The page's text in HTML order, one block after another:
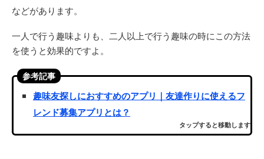
などがあります。
一人で行う趣味よりも、二人以上で行う趣味の時にこの方法
を使うと効果的ですよ。
参考記事
趣味友探しにおすすめのアプリ｜友達作りに使えるフ
レンド募集アプリとは？
タップすると移動します